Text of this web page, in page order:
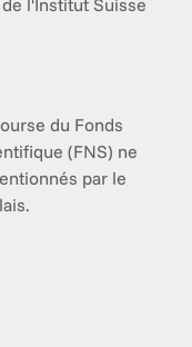
l'Institut Suisse
du Fonds
(FNS) ne
par le